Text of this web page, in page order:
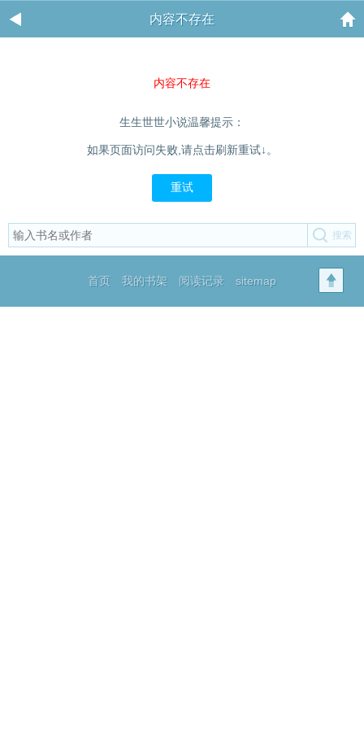
内容不存在
内容不存在
生生世世小说温馨提示：
如果页面访问失败,请点击刷新重试↓。
重试
首页 我的书架 阅读记录 sitemap